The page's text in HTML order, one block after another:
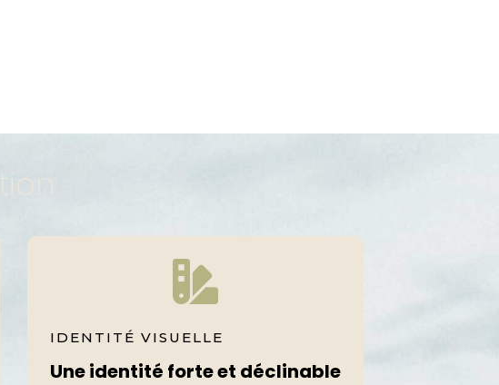
IDENTITÉ VISUELLE
Une identité forte et déclinable